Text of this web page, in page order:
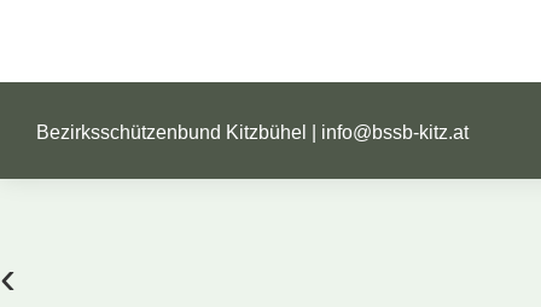
Bezirksschützenbund Kitzbühel | info@bssb-kitz.at
‹